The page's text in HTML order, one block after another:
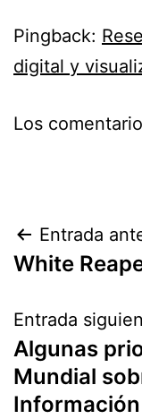
Pingback:
digital y
Los
de
Entrada
White
Entrada
Algunas
Mundial
Información